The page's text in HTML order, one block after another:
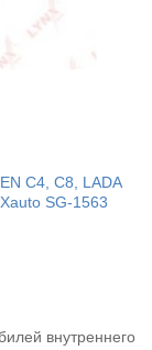
C4, C8, LADA
SG-1563
внутреннего